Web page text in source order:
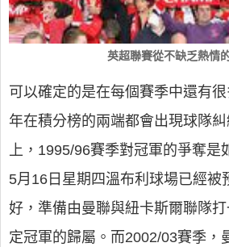
英超聯賽從不缺乏熱情
可以確定的是在每個賽季中還有
年在積分榜的兩端都會出現球隊
上，1995/96賽季對冠軍的爭奪是
5月16日星期四溫布利球場已經被
好，準備由曼聯與紐卡斯爾聯隊
定冠軍的歸屬。而2002/03賽季，